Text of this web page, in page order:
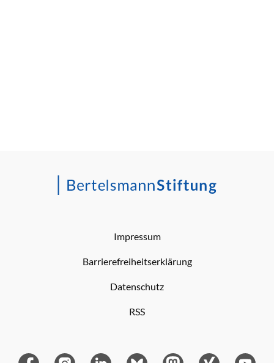
Impressum
Barrierefreiheitserklärung
Datenschutz
RSS